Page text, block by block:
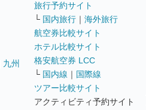
九州
旅行予約サイト
└ 国内旅行 ｜ 海外旅行
航空券比較サイト
ホテル比較サイト
格安航空券 LCC
└ 国内線 ｜ 国際線
ツアー比較サイト
アクティビティ予約サイト